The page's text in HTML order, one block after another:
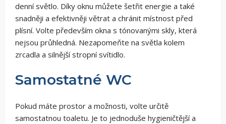
denní světlo. Díky oknu můžete šetřit energie a také
snadněji a efektivněji větrat a chránit místnost před
plísní. Volte především okna s tónovanými skly, která
nejsou průhledná. Nezapomeňte na světla kolem
zrcadla a silnější stropní svítidlo.
Samostatné WC
Pokud máte prostor a možnosti, volte určitě
samostatnou toaletu. Je to jednoduše hygieničtější a